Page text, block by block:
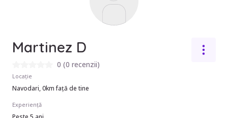
Martinez D
0 (0 recenzii)
Locație
Navodari, 0km față de tine
Experiență